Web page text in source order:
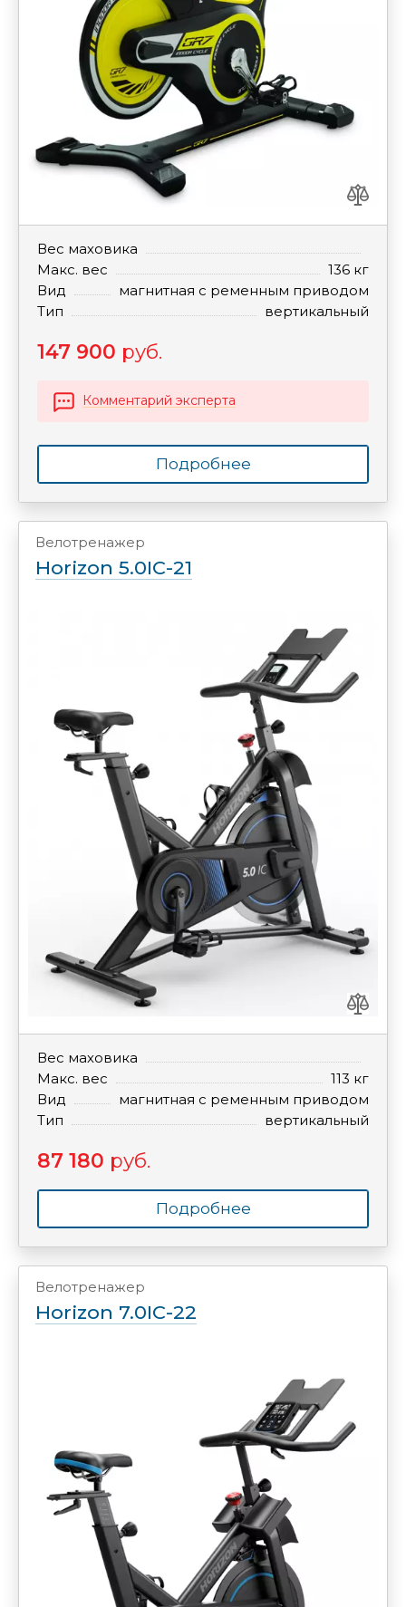
Вес маховика
Макс. вес
136 кг
Вид
магнитная с ременным приводом
Тип
вертикальный
147 900 руб.
Комментарий эксперта
Подробнее
Велотренажер
Horizon 5.0IC-21
Вес маховика
Макс. вес
113 кг
Вид
магнитная с ременным приводом
Тип
вертикальный
87 180 руб.
Подробнее
Велотренажер
Horizon 7.0IC-22